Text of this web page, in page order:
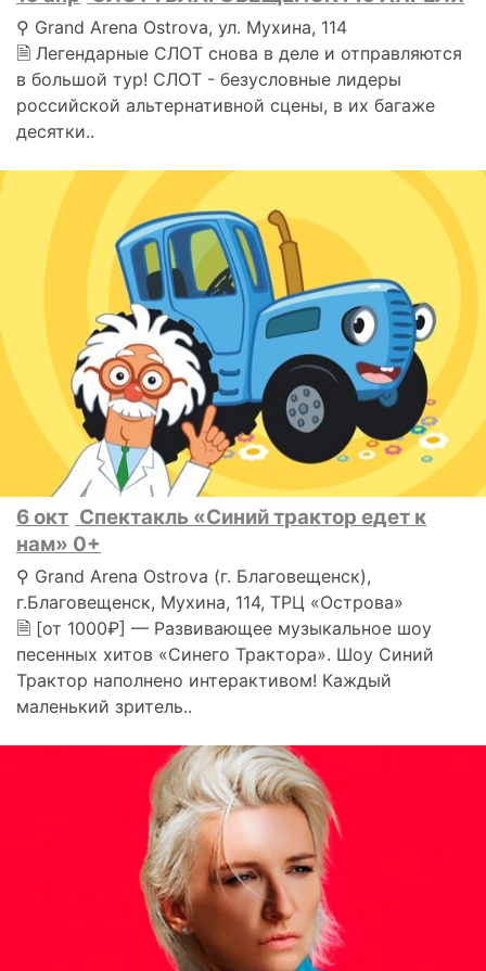
⚲ Grand Arena Ostrova, ул. Мухина, 114
🗎 Легендарные СЛОТ снова в деле и отправляются
в большой тур! СЛОТ - безусловные лидеры
российской альтернативной сцены, в их багаже
десятки..
6 окт Спектакль «Синий трактор едет к
нам» 0+
⚲ Grand Arena Ostrova (г. Благовещенск),
г.Благовещенск, Мухина, 114, ТРЦ «Острова»
🗎 [от 1000₽] — Развивающее музыкальное шоу
песенных хитов «Синего Трактора». Шоу Синий
Трактор наполнено интерактивом! Каждый
маленький зритель..